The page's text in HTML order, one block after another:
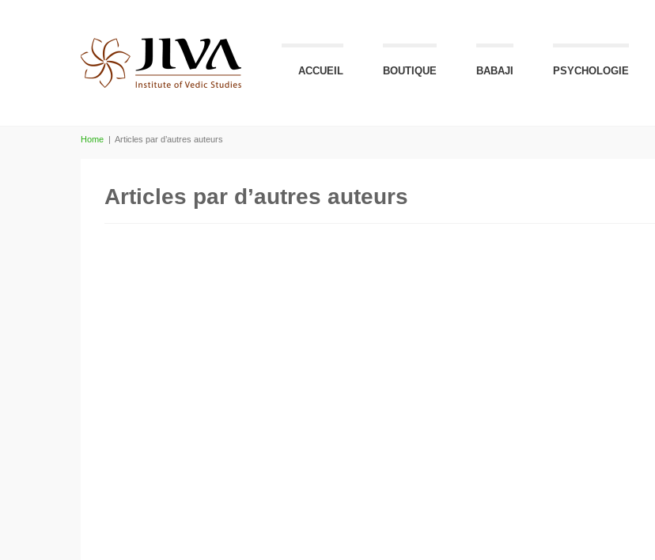
ACCUEIL BOUTIQUE BABAJI PSYCHOLOGIE
Home | Articles par d’autres auteurs
Articles par d’autres auteurs